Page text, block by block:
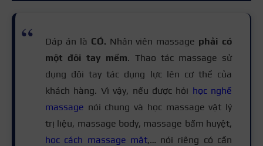
Dáp án là CÓ. Nhân viên massage phải có
một đôi tay mềm. Thao tác massage sử
dụng đôi tay tác dụng lực lên cơ thể của
khách hàng. Vì vậy, nếu được hỏi học nghề
massage nói chung và học massage vật lý
trị liệu, massage body, massage bấm huyệt,
học cách massage mặt,… nói riêng có cần